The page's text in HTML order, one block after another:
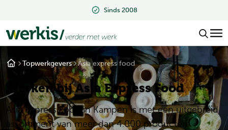
Topwerkgevers Asia express food
Werken bij Asia Express Food
Asia Express Food in Kampen is met een uitgebreid
assortiment van meer dan 4.000 producten